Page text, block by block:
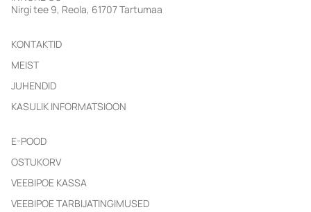
KONTAKTID
MEIST
JUHENDID
KASULIK INFORMATSIOON
E-POOD
OSTUKORV
VEEBIPOE KASSA
VEEBIPOE TARBIJATINGIMUSED